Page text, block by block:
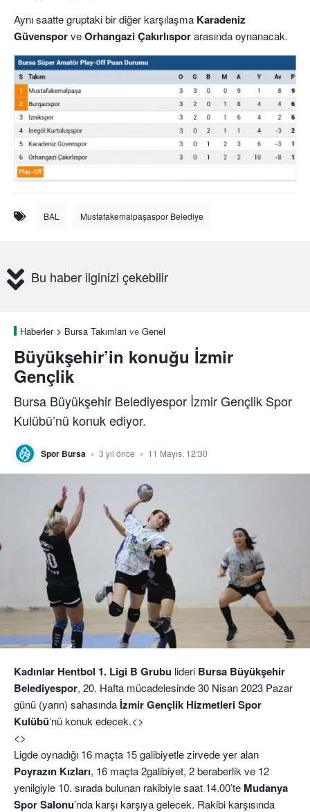
Aynı saatte gruptaki bir diğer karşılaşma Karadeniz
GüvensporveOrhangazi Çakırlısporarasında oynanacak.
BAL Mustafakemalpaşaspor Belediye
Bu haber ilginizi çekebilir
Haberler Bursa Takımları ve Genel
Büyükşehir’in konuğu İzmir
Gençlik
Bursa Büyükşehir Belediyespor İzmir Gençlik Spor
Kulübü’nü konuk ediyor.
Spor Bursa 3 yıl önce 11 Mayıs, 12:30
Kadınlar Hentbol 1. Ligi B Grubu lideri Bursa Büyükşehir
Belediyespor, 20. Hafta mücadelesinde 30 Nisan 2023 Pazar
günü (yarın) sahasında İzmir Gençlik Hizmetleri Spor
Kulübü’nü konuk edecek.<>
<>
Ligde oynadığı 16 maçta 15 galibiyetle zirvede yer alan
Poyrazın Kızları, 16 maçta 2galibiyet, 2 beraberlik ve 12
yenilgiyle 10. sırada bulunan rakibiyle saat 14.00’te Mudanya
Spor Salonu’nda karşı karşıya gelecek. Rakibi karşısında